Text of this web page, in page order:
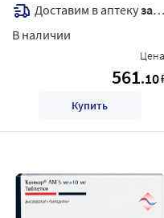
Доставим в аптекузавтра
В наличии
561.10
Купить